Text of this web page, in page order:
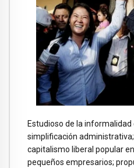
Estudioso de la informalidad
simplificación
capitalismo liberal popular
pequeños empresarios;